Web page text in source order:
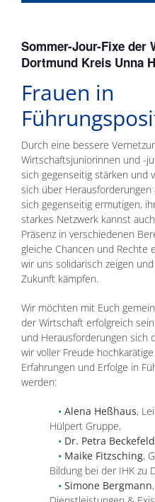
Sommer-Jour-Fixe der
Dortmund Kreis Unna
Frauen in
Durch eine bessere
Wirtschaftsjuniorinnen und -
sich gegenseitig stärken und
sich über
sich gegenseitig ermutigen,
starkes Netzwerk kannst
Präsenz in verschiedenen
gleiche Chancen und Rechte
wir uns solidarisch zeigen
Zukunft kämpfen.
Wir möchten mit Euch
der Wirtschaft erfolgreich
und Herausforderungen sich
wir voller Freude
Erfahrungen und Erfolge in
werden:
• Alena Heßhaus,
Hülpert Gruppe,
• Dr. Petra Beckefeld
• Maike Fitzsching,
Bildung bei der IHK zu
• Simone Bergmann